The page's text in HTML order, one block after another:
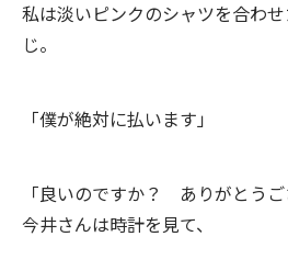
私は淡いピンクのシャツを合わ
じ。
「僕が絶対に払います」
「良いのですか？ ありがとうご
今井さんは時計を見て、